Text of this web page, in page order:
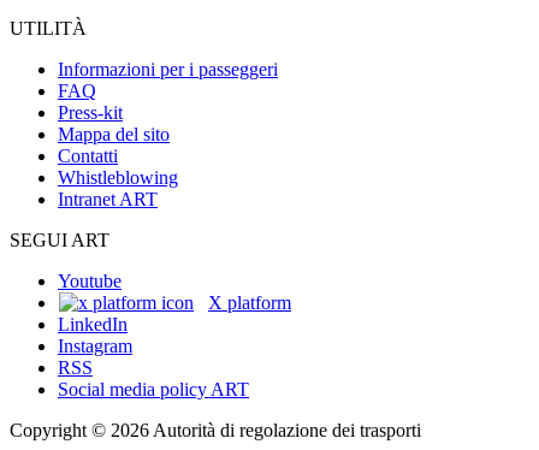
UTILITÀ
Informazioni per i passeggeri
FAQ
Press-kit
Mappa del sito
Contatti
Whistleblowing
Intranet ART
SEGUI ART
Youtube
X platform
LinkedIn
Instagram
RSS
Social media policy ART
Copyright © 2026 Autorità di regolazione dei trasporti